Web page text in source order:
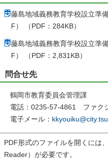
藤島地域義務教育学校設立準
F） （PDF：284KB）
藤島地域義務教育学校設立準
F） （PDF：2,831KB）
問合せ先
鶴岡市教育委員会管理課
電話：0235-57-4861 ファク
電子メール：
PDF形式のファイルを開くには
Reader）が必要です。